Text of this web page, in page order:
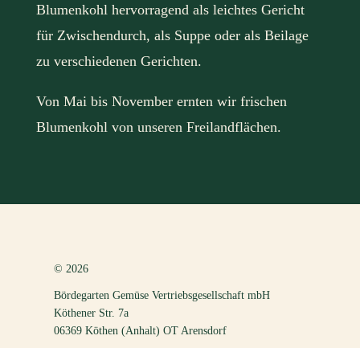
Blumenkohl hervorragend als leichtes Gericht
für Zwischendurch, als Suppe oder als Beilage
zu verschiedenen Gerichten.
Von Mai bis November ernten wir frischen
Blumenkohl von unseren Freilandflächen.
© 2026
Bördegarten Gemüse Vertriebsgesellschaft mbH
Köthener Str. 7a
06369 Köthen (Anhalt) OT Arensdorf